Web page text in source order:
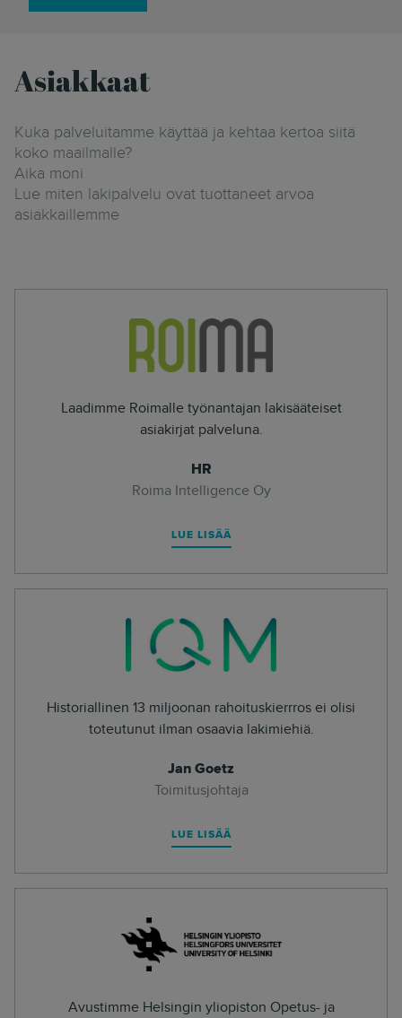
Asiakkaat
Kuka palveluitamme käyttää ja kehtaa kertoa siitä
koko maailmalle?
Aika moni
Lue miten lakipalvelu ovat tuottaneet arvoa
asiakkaillemme
Laadimme Roimalle työnantajan lakisääteiset
asiakirjat palveluna.
HR
Roima Intelligence Oy
LUE LISÄÄ
Historiallinen 13 miljoonan rahoituskierrros ei olisi
toteutunut ilman osaavia lakimiehiä.
Jan Goetz
Toimitusjohtaja
LUE LISÄÄ
Avustimme Helsingin yliopiston Opetus- ja